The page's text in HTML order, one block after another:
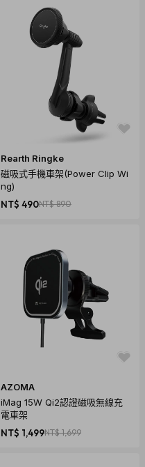
Rearth Ringke
磁吸式手機車架(Power Clip Wi
ng)
NT$ 490NT$ 890
AZOMA
iMag 15W Qi2認證磁吸無線充
電車架
NT$ 1,499NT$ 1,699